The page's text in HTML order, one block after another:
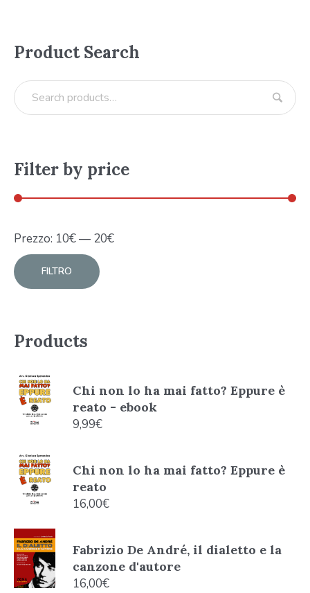
Product Search
Filter by price
FILTRO
Prezzo: 10€— 20€
Products
Chi non lo ha mai fatto? Eppure è
reato - ebook
9,99€
Chi non lo ha mai fatto? Eppure è
reato
16,00€
Fabrizio De André, il dialetto e la
canzone d'autore
16,00€